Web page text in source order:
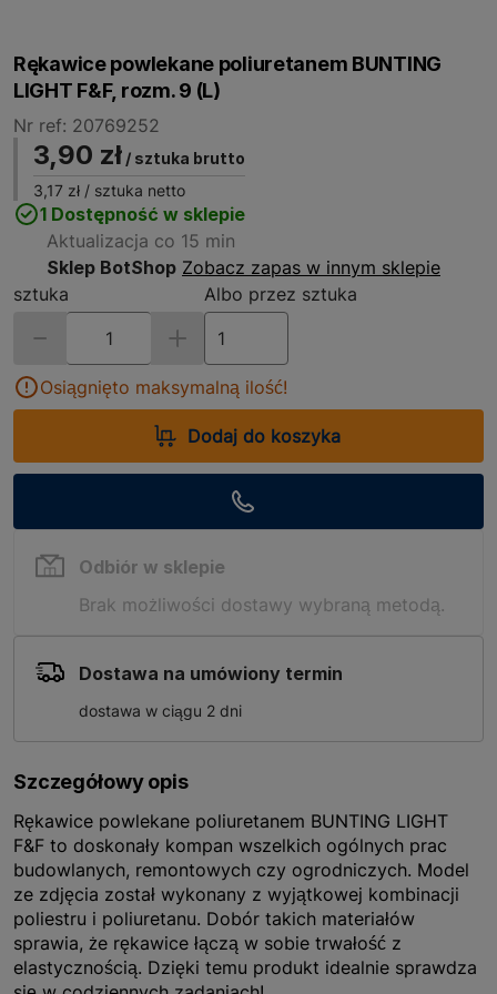
Rękawice powlekane poliuretanem BUNTING
LIGHT F&F, rozm. 9 (L)
Nr ref: 20769252
3,90 zł / sztuka brutto
3,17 zł / sztuka netto
1 Dostępność w sklepie
Aktualizacja co 15 min
Sklep BotShop Zobacz zapas w innym sklepie
sztuka
Albo przez sztuka
Osiągnięto maksymalną ilość!
Dodaj do koszyka
Odbiór w sklepie
Brak możliwości dostawy wybraną metodą.
Dostawa na umówiony termin
dostawa w ciągu 2 dni
Szczegółowy opis
Rękawice powlekane poliuretanem BUNTING LIGHT
F&F to doskonały kompan wszelkich ogólnych prac
budowlanych, remontowych czy ogrodniczych. Model
ze zdjęcia został wykonany z wyjątkowej kombinacji
poliestru i poliuretanu. Dobór takich materiałów
sprawia, że rękawice łączą w sobie trwałość z
elastycznością. Dzięki temu produkt idealnie sprawdza